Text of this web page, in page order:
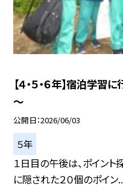
【４・５・６年】宿泊学
～
公開日 2026/06/03
５年
１日目の午後は、ポイント
に隠された２０個のポイン